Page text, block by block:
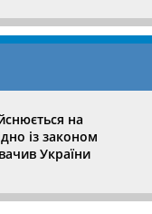
на
із законом
України